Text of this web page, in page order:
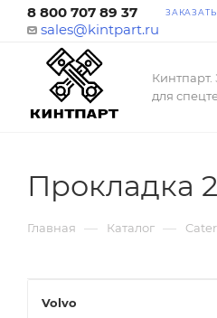
8 800 707 89 37
sales@kintpart.ru
Кинтпарт.
для
Прокладка
Главная — Каталог —
Volvo